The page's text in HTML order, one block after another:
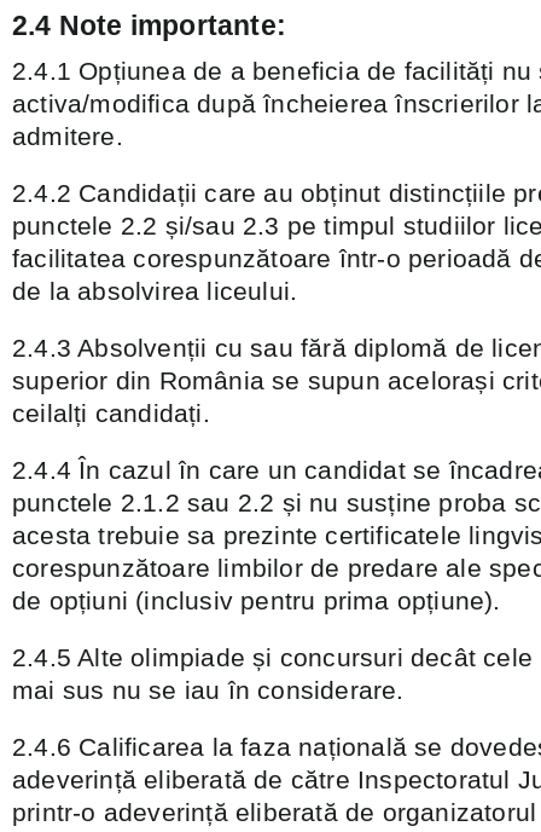
2.4 Note importante:
2.4.1 Opțiunea de a beneficia de facilități nu
activa/modifica după încheierea înscrierilor
admitere.
2.4.2 Candidații care au obținut distincțiile
punctele 2.2 și/sau 2.3 pe timpul studiilor
facilitatea corespunzătoare într-o perioadă
de la absolvirea liceului.
2.4.3 Absolvenții cu sau fără diplomă de
superior din România se supun acelorași
ceilalți candidați.
2.4.4 În cazul în care un candidat se
punctele 2.1.2 sau 2.2 și nu susține proba
acesta trebuie sa prezinte certificatele
corespunzătoare limbilor de predare ale
de opțiuni (inclusiv pentru prima opțiune).
2.4.5 Alte olimpiade și concursuri decât
mai sus nu se iau în considerare.
2.4.6 Calificarea la faza națională se
adeverință eliberată de către Inspectoratul
printr-o adeverință eliberată de